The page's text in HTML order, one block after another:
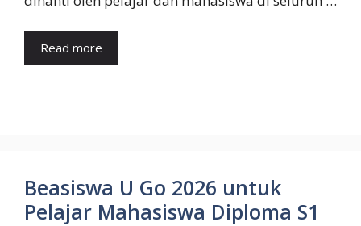
Read more
Beasiswa U Go 2026 untuk
Pelajar Mahasiswa Diploma S1